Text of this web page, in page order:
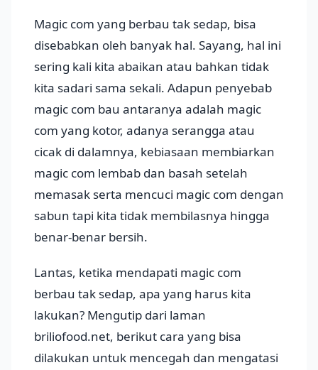
Magic com yang berbau tak sedap, bisa
disebabkan oleh banyak hal. Sayang, hal ini
sering kali kita abaikan atau bahkan tidak
kita sadari sama sekali. Adapun penyebab
magic com bau antaranya adalah magic
com yang kotor, adanya serangga atau
cicak di dalamnya, kebiasaan membiarkan
magic com lembab dan basah setelah
memasak serta mencuci magic com dengan
sabun tapi kita tidak membilasnya hingga
benar-benar bersih.
Lantas, ketika mendapati magic com
berbau tak sedap, apa yang harus kita
lakukan? Mengutip dari laman
briliofood.net, berikut cara yang bisa
dilakukan untuk mencegah dan mengatasi